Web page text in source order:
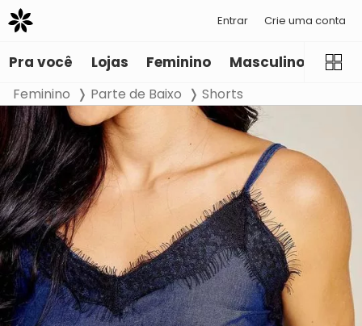
Entrar Crie uma conta
Pra você Lojas Feminino Masculino
Feminino Parte de Baixo Shorts